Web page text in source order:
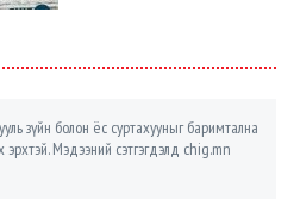
зүйн болон ёс суртахууныг баримтална
эрхтэй. Мэдээний сэтгэгдэлд chig.mn